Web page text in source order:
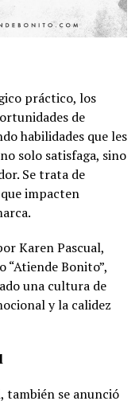
práctico, los
de
habilidades que les
solo satisfaga, sino
Se trata de
impacten
Karen Pascual,
“Atiende Bonito”,
una cultura de
y la calidez
también se anunció